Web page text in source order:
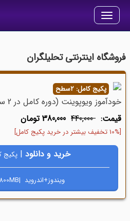
Toggle
navigation
فروشگاه اینترنتی تحلیلگران
پکیج کامل: 2سطح
خودآموز ویوپوینت (دوره کامل در 2 سطح)
قیمت: 440,000 380,000 تومان
[10% تخفیف بیشتر در خرید پکیج کامل]
خرید و دانلود |پکیج
ویندوز+اندروید |7800MB|